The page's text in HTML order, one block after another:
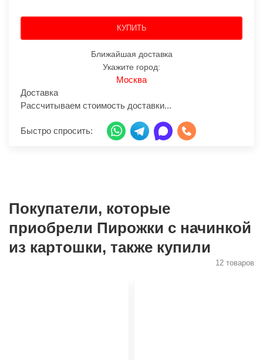
КУПИТЬ
Ближайшая доставка
Укажите город:
Москва
Доставка
Рассчитываем стоимость доставки...
Быстро спросить:
Покупатели, которые
приобрели Пирожки с начинкой
из картошки, также купили
12 товаров